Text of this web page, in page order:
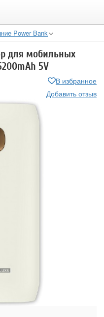
Power Bank
для мобильных
5V
В избранное
Добавить отзыв